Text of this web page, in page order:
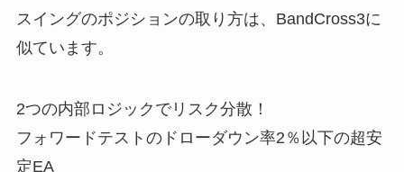
スイングのポジションの取り方は、BandCross3に
似ています。
2つの内部ロジックでリスク分散！
フォワードテストのドローダウン率2％以下の超安
定EA